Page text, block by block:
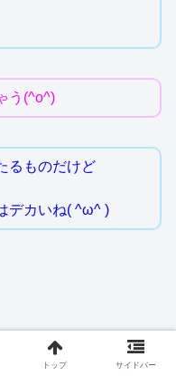
う(^o^)
るものだけど
デカいね( ^ω^ )
トップ サイドバー